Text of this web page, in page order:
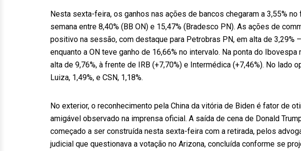
Nesta sexta-feira, os ganhos nas ações de bancos chegaram a 3,55%
semana entre 8,40% (BB ON) e 15,47% (Bradesco PN). As ações de
positivo na sessão, com destaque para Petrobras PN, em alta de 3,29%
enquanto a ON teve ganho de 16,66% no intervalo. Na ponta do
alta de 9,76%, à frente de IRB (+7,70%) e Intermédica (+7,46%). No lado
Luiza, 1,49%, e CSN, 1,18%.
No exterior, o reconhecimento pela China da vitória de Biden é fator de
amigável observado na imprensa oficial. A saída de cena de Donald
começado a ser construída nesta sexta-feira com a retirada, pelos
judicial que questionava a votação no Arizona, concluída conforme se